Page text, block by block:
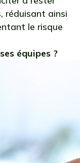
réduisant ainsi
le risque
équipes ?